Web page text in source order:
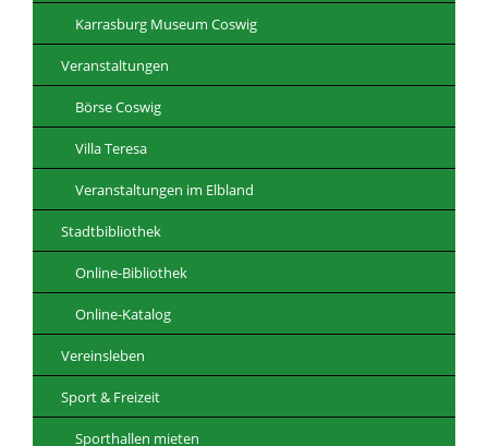
Karrasburg Museum Coswig
Veranstaltungen
Börse Coswig
Villa Teresa
Veranstaltungen im Elbland
Stadtbibliothek
Online-Bibliothek
Online-Katalog
Vereinsleben
Sport & Freizeit
Sporthallen mieten